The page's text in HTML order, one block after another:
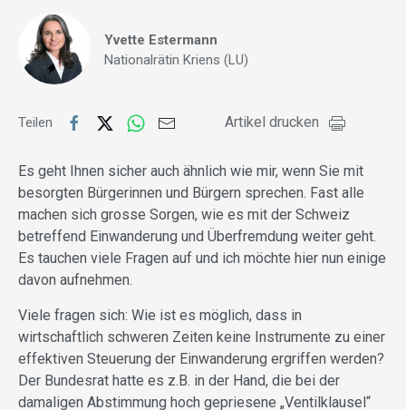
Yvette Estermann
Nationalrätin Kriens (LU)
Teilen Artikel drucken
Es geht Ihnen sicher auch ähnlich wie mir, wenn Sie mit
besorgten Bürgerinnen und Bürgern sprechen. Fast alle
machen sich grosse Sorgen, wie es mit der Schweiz
betreffend Einwanderung und Überfremdung weiter geht.
Es tauchen viele Fragen auf und ich möchte hier nun einige
davon aufnehmen.
Viele fragen sich: Wie ist es möglich, dass in
wirtschaftlich schweren Zeiten keine Instrumente zu einer
effektiven Steuerung der Einwanderung ergriffen werden?
Der Bundesrat hatte es z.B. in der Hand, die bei der
damaligen Abstimmung hoch gepriesene „Ventilklausel“